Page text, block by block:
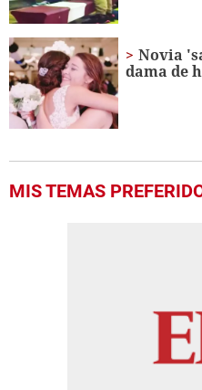
Novia
dama de
MIS TEMAS